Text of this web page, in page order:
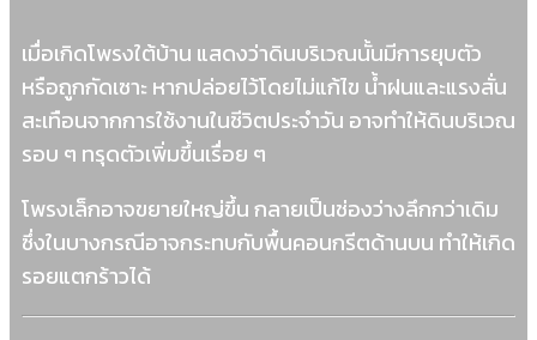
เมื่อเกิดโพรงใต้บ้าน แสดงว่าดินบริเวณนั้นมีการยุบตัว
หรือถูกกัดเซาะ หากปล่อยไว้โดยไม่แก้ไข น้ำฝนและแรงสั่น
สะเทือนจากการใช้งานในชีวิตประจำวัน อาจทำให้ดินบริเวณ
รอบ ๆ ทรุดตัวเพิ่มขึ้นเรื่อย ๆ
โพรงเล็กอาจขยายใหญ่ขึ้น กลายเป็นช่องว่างลึกกว่าเดิม
ซึ่งในบางกรณีอาจกระทบกับพื้นคอนกรีตด้านบน ทำให้เกิด
รอยแตกร้าวได้